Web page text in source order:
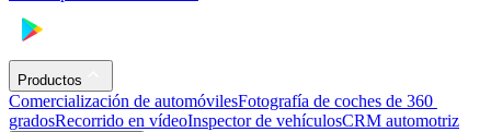
Productos
Comercialización de automóvilesFotografía de coches de 360 ​​
gradosRecorrido en vídeoInspector de vehículosCRM automotriz